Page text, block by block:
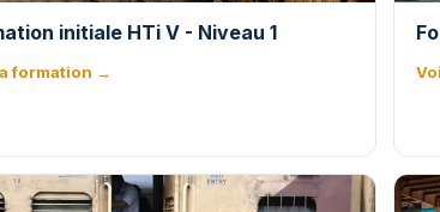
initiale HTi V - Niveau 1
formation →